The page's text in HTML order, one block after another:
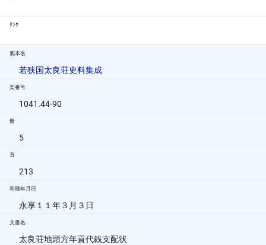
ﾘﾝｸ
底本名
若狭国太良荘史料集成
架番号
1041.44-90
冊
5
頁
213
和暦年月日
永享１１年３月３日
文書名
太良荘地頭方年貢代銭支配状